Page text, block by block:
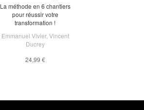
La méthode en 6 chantiers
pour réussir votre
transformation !
Emmanuel Vivier, Vincent
Ducrey
24,99 €